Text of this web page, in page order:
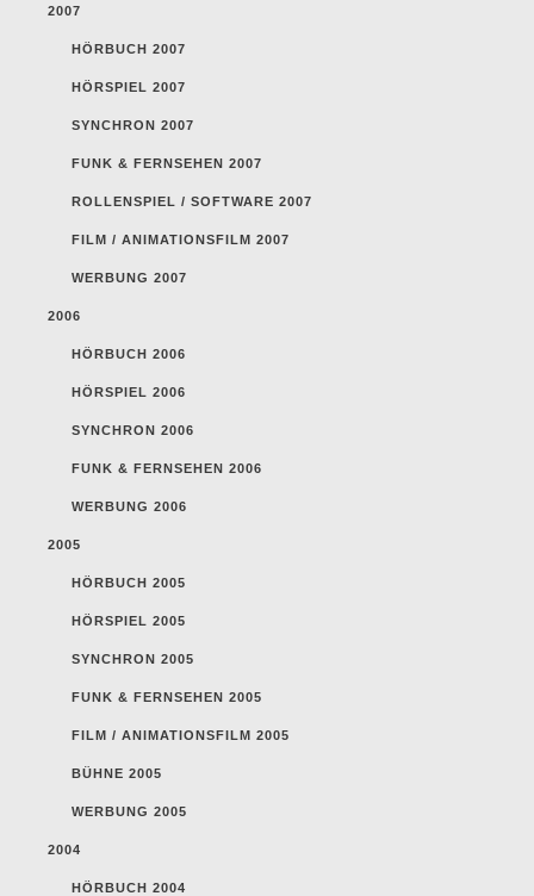
2007
HÖRBUCH 2007
HÖRSPIEL 2007
SYNCHRON 2007
FUNK & FERNSEHEN 2007
ROLLENSPIEL / SOFTWARE 2007
FILM / ANIMATIONSFILM 2007
WERBUNG 2007
2006
HÖRBUCH 2006
HÖRSPIEL 2006
SYNCHRON 2006
FUNK & FERNSEHEN 2006
WERBUNG 2006
2005
HÖRBUCH 2005
HÖRSPIEL 2005
SYNCHRON 2005
FUNK & FERNSEHEN 2005
FILM / ANIMATIONSFILM 2005
BÜHNE 2005
WERBUNG 2005
2004
HÖRBUCH 2004